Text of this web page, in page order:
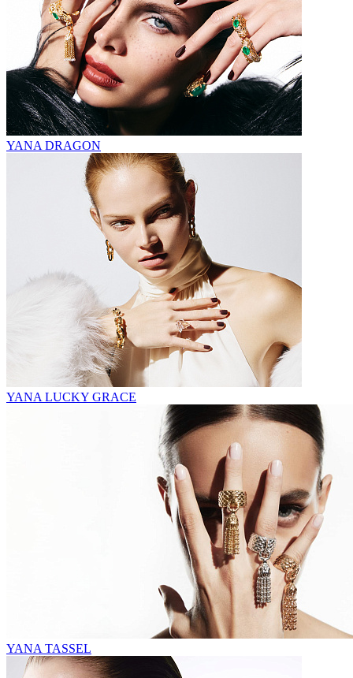
YANA DRAGON
YANA LUCKY GRACE
YANA TASSEL